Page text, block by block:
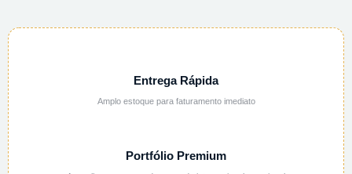
Entrega Rápida
Amplo estoque para faturamento imediato
Portfólio Premium